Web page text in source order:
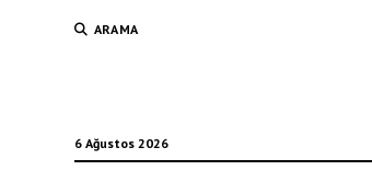
ARAMA
6 Ağustos 2026